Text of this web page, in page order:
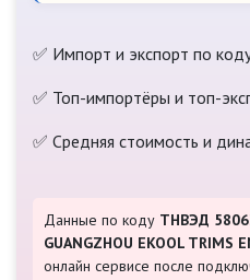
✅ Импорт и экспорт по
✅ Топ-импортёры и топ-
✅ Средняя стоимость и
Данные по коду ТНВЭД
GUANGZHOU EKOOL TRIMS
онлайн сервисе после